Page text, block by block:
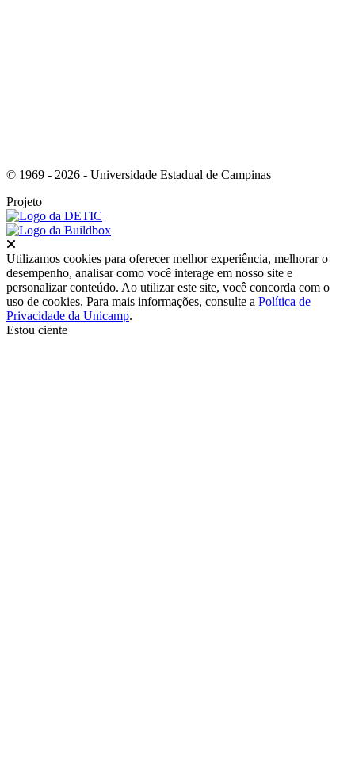
© 1969 - 2026 - Universidade Estadual de Campinas
Projeto
Utilizamos cookies para oferecer melhor experiência, melhorar o
desempenho, analisar como você interage em nosso site e
personalizar conteúdo. Ao utilizar este site, você concorda com o
uso de cookies. Para mais informações, consulte a Política de
Privacidade da Unicamp.
Estou ciente